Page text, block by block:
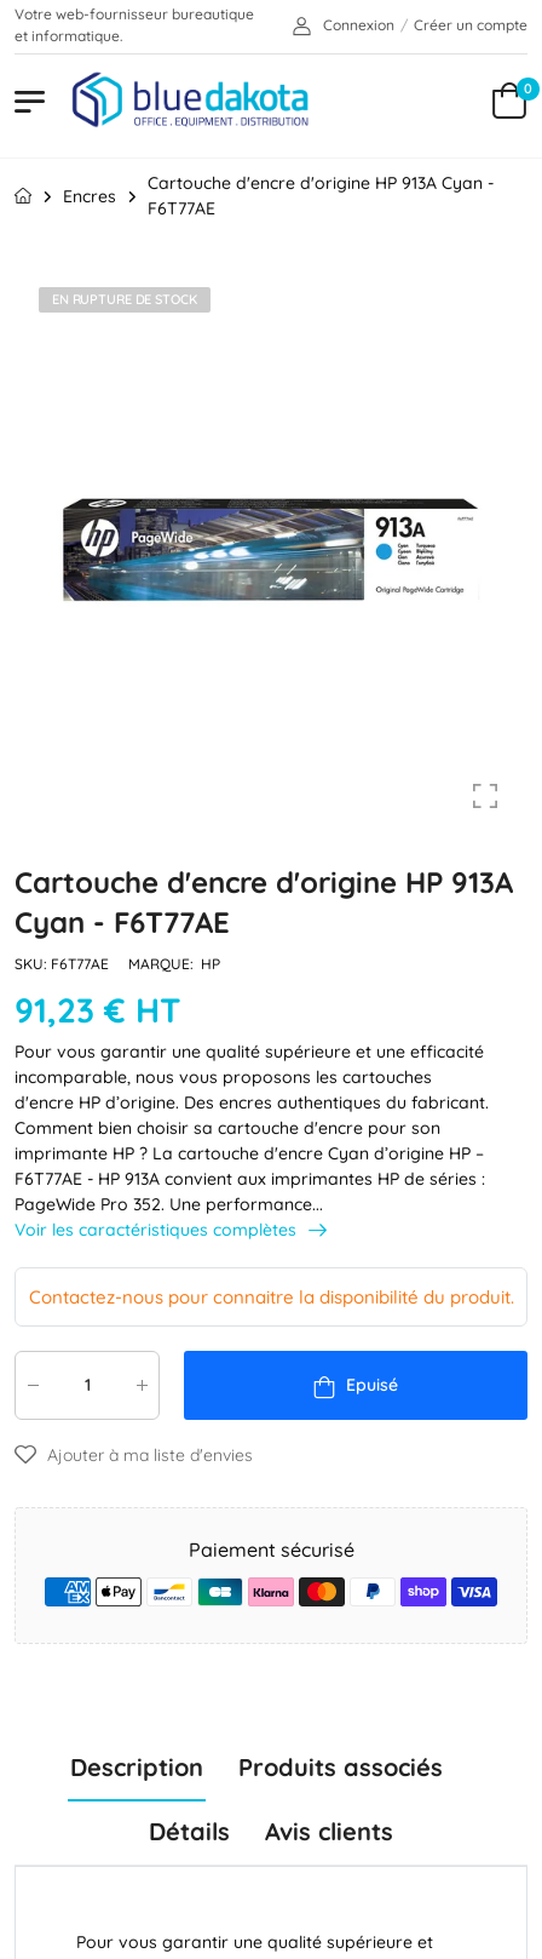
Votre web-fournisseur bureautique
et informatique.
Connexion / Créer un compte
0
Encres
Cartouche d'encre d'origine HP 913A Cyan -
F6T77AE
EN RUPTURE DE STOCK
Cartouche d'encre d'origine HP 913A
Cyan - F6T77AE
SKU: F6T77AE MARQUE: HP
91,23 € HT
Pour vous garantir une qualité supérieure et une efficacité
incomparable, nous vous proposons les cartouches
d'encre HP d’origine. Des encres authentiques du fabricant.
Comment bien choisir sa cartouche d'encre pour son
imprimante HP ? La cartouche d'encre Cyan d’origine HP –
F6T77AE - HP 913A convient aux imprimantes HP de séries :
PageWide Pro 352. Une performance...
Voir les caractéristiques complètes
Contactez-nous pour connaitre la disponibilité du produit.
Epuisé
Ajouter à ma liste d'envies
Paiement sécurisé
Description Produits associés
Détails Avis clients
Pour vous garantir une qualité supérieure et